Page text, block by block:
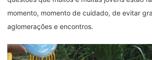
momento, momento de cuidado, de evitar
aglomerações e encontros.